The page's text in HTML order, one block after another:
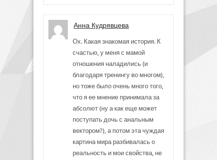
Анна Кудрявцева
Ох. Какая знакомая история. К
счастью, у меня с мамой
отношения наладились (и
благодаря тренингу во многом),
но тоже было очень много того,
что я ее мнение принимала за
абсолют (ну а как еще может
поступать дочь с анальным
вектором?), а потом эта чуждая
картина мира разбивалась о
реальность и мои свойства, не